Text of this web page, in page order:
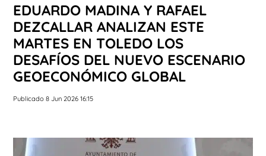
EDUARDO MADINA Y RAFAEL
DEZCALLAR ANALIZAN ESTE
MARTES EN TOLEDO LOS
DESAFÍOS DEL NUEVO ESCENARIO
GEOECONÓMICO GLOBAL
Publicado 8 Jun 2026 16:15